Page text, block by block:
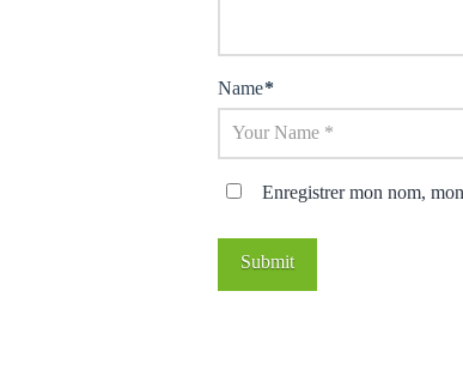
Name*
Enregistrer mon nom,